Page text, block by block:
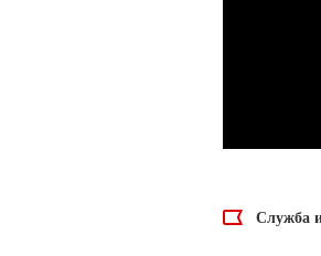
Служба